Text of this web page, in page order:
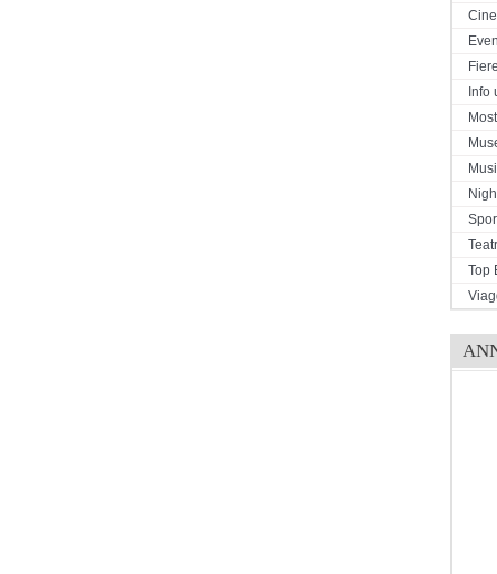
Info
Top